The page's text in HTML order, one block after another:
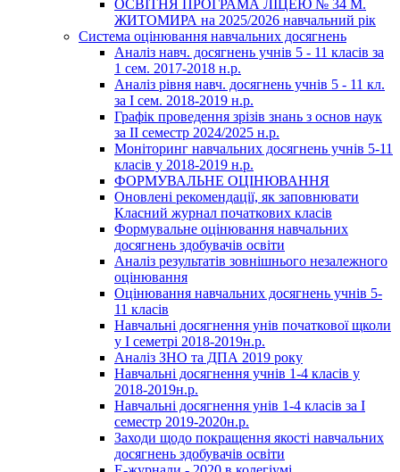
ОСВІТНЯ ПРОГРАМА ЛІЦЕЮ № 34 М.
ЖИТОМИРА на 2025/2026 навчальний рік
Система оцінювання навчальних досягнень
Аналіз навч. досягнень учнів 5 - 11 класів за
1 сем. 2017-2018 н.р.
Аналіз рівня навч. досягнень учнів 5 - 11 кл.
за І сем. 2018-2019 н.р.
Графік проведення зрізів знань з основ наук
за ІІ семестр 2024/2025 н.р.
Моніторинг навчальних досягнень учнів 5-11
класів у 2018-2019 н.р.
ФОРМУВАЛЬНЕ ОЦІНЮВАННЯ
Оновлені рекомендації, як заповнювати
Класний журнал початкових класів
Формувальне оцінювання навчальних
досягнень здобувачів освіти
Аналіз результатів зовнішнього незалежного
оцінювання
Оцінювання навчальних досягнень учнів 5-
11 класів
Навчальні досягнення унів початкової щколи
у І семетрі 2018-2019н.р.
Аналіз ЗНО та ДПА 2019 року
Навчальні досягнення учнів 1-4 класів у
2018-2019н.р.
Навчальні досягнення унів 1-4 класів за І
семестр 2019-2020н.р.
Заходи щодо покращення якості навчальних
досягнень здобувачів освіти